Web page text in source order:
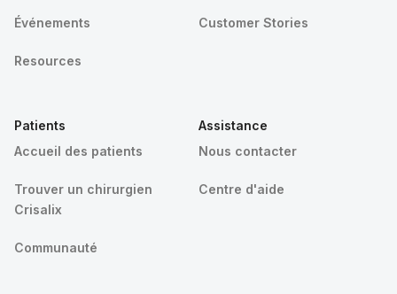
Événements
Resources
Customer Stories
Patients
Accueil des patients
Trouver un chirurgien
Crisalix
Communauté
Assistance
Nous contacter
Centre d'aide